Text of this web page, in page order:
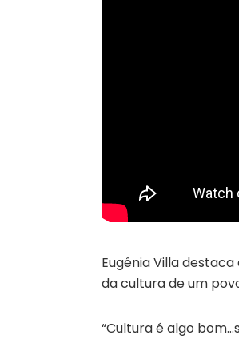
Eugênia Villa
da cultura de um
“Cultura é algo